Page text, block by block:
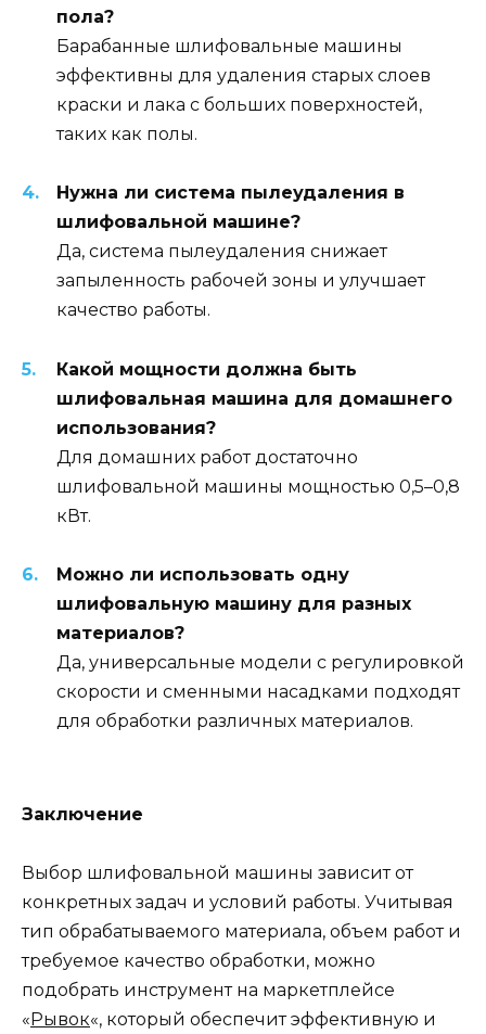
пола?
Барабанные шлифовальные машины
эффективны для удаления старых слоев
краски и лака с больших поверхностей,
таких как полы.
Нужна ли система пылеудаления в
шлифовальной машине?
Да, система пылеудаления снижает
запыленность рабочей зоны и улучшает
качество работы.
Какой мощности должна быть
шлифовальная машина для домашнего
использования?
Для домашних работ достаточно
шлифовальной машины мощностью 0,5–0,8
кВт.
Можно ли использовать одну
шлифовальную машину для разных
материалов?
Да, универсальные модели с регулировкой
скорости и сменными насадками подходят
для обработки различных материалов.
Заключение
Выбор шлифовальной машины зависит от
конкретных задач и условий работы. Учитывая
тип обрабатываемого материала, объем работ и
требуемое качество обработки, можно
подобрать инструмент на маркетплейсе
« Рывок«, который обеспечит эффективную и